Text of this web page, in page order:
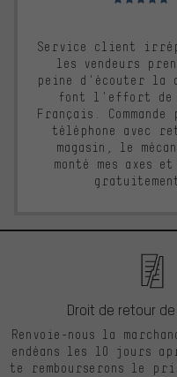
Service client
les vendeurs
peine d'écouter la
font l'effort de
Français. Commande
téléphone avec
magasin, le
monté mes axes
Droit de retour
Renvoie-nous la
endéans les 10 jours
te rembourserons le